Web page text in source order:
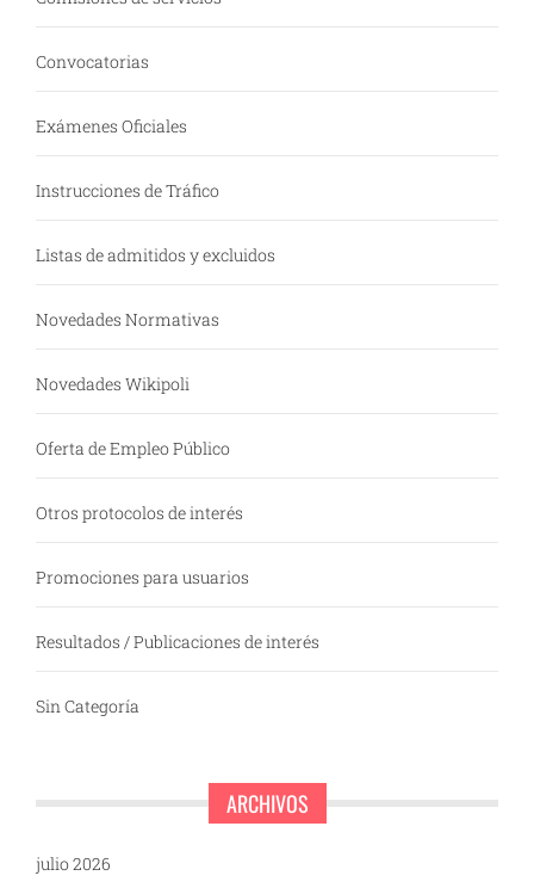
Convocatorias
Exámenes Oficiales
Instrucciones de Tráfico
Listas de admitidos y excluidos
Novedades Normativas
Novedades Wikipoli
Oferta de Empleo Público
Otros protocolos de interés
Promociones para usuarios
Resultados / Publicaciones de interés
Sin Categoría
ARCHIVOS
julio 2026